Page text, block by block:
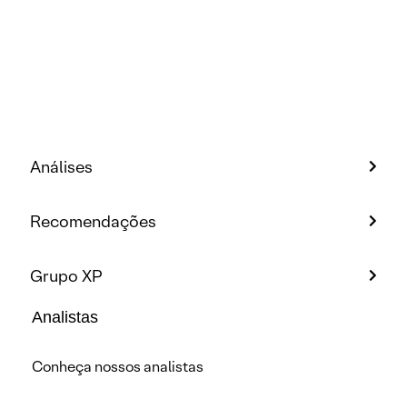
Análises
Recomendações
Grupo XP
Analistas
Conheça nossos analistas